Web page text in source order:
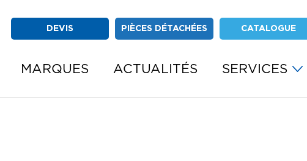
DEVIS PIÈCES DÉTACHÉES CATALOGUE
MARQUES ACTUALITÉS SERVICES